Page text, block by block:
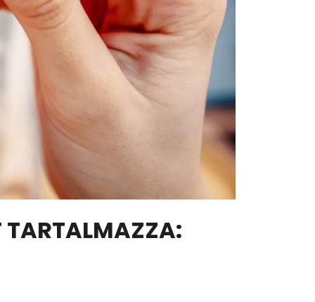
TARTALMAZZA: